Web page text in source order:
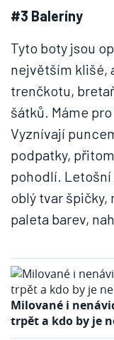
#3 Baleríny
Tyto boty jsou
největším klišé,
trenčkotu,
šátků. Máme
Vyznívají
podpatky,
pohodlí. Letošní
oblý tvar
paleta barev,
Milované i
trpět a kdo by je